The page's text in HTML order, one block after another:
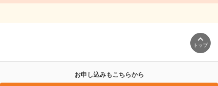
トップ
お申し込みもこちらから